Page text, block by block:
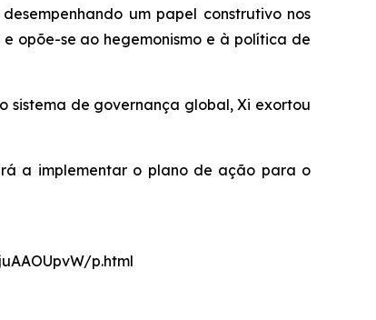
um papel construtivo nos
opõe-se ao hegemonismo e à política de
sistema de governança global, Xi exortou
a implementar o plano de ação para o
p.html